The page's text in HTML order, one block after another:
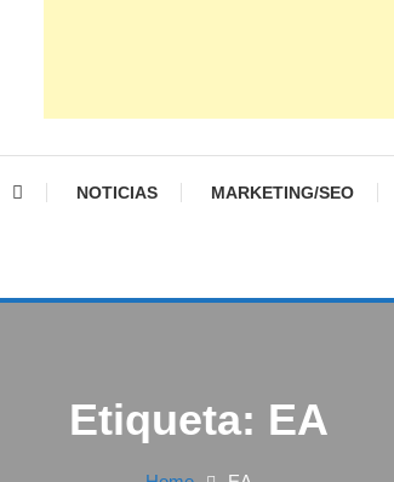
NOTICIAS MARKETING/SEO
Etiqueta: EA